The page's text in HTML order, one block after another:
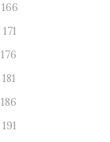
166
171
176
181
186
191